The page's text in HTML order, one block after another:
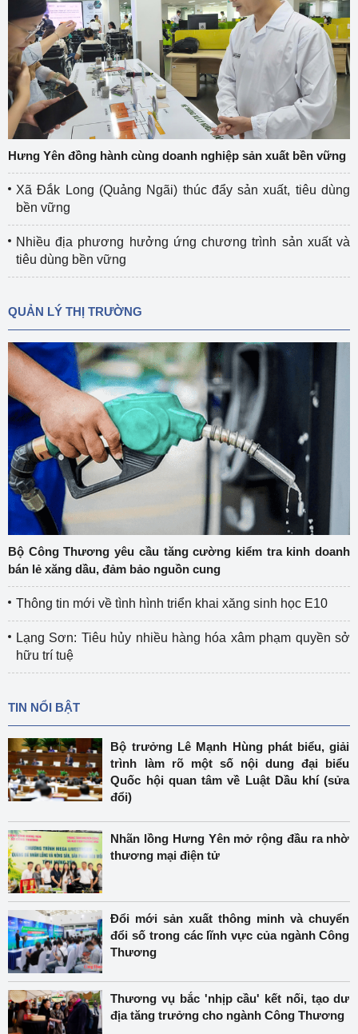
Hưng Yên đồng hành cùng doanh nghiệp sản xuất bền vững
Xã Đắk Long (Quảng Ngãi) thúc đẩy sản xuất, tiêu dùng
bền vững
Nhiều địa phương hưởng ứng chương trình sản xuất và
tiêu dùng bền vững
QUẢN LÝ THỊ TRƯỜNG
Bộ Công Thương yêu cầu tăng cường kiểm tra kinh doanh
bán lẻ xăng dầu, đảm bảo nguồn cung
Thông tin mới về tình hình triển khai xăng sinh học E10
Lạng Sơn: Tiêu hủy nhiều hàng hóa xâm phạm quyền sở
hữu trí tuệ
TIN NỔI BẬT
Bộ trưởng Lê Mạnh Hùng phát biểu, giải
trình làm rõ một số nội dung đại biểu
Quốc hội quan tâm về Luật Dầu khí (sửa
đổi)
Nhãn lồng Hưng Yên mở rộng đầu ra nhờ
thương mại điện tử
Đổi mới sản xuất thông minh và chuyển
đổi số trong các lĩnh vực của ngành Công
Thương
Thương vụ bắc 'nhịp cầu' kết nối, tạo dư
địa tăng trưởng cho ngành Công Thương